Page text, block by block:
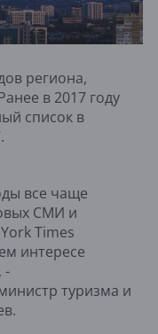
региона,
в 2017 году
список в
все чаще
СМИ и
Times
интересе
-
туризма и